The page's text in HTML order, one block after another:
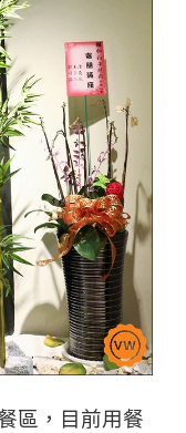
區，目前用餐